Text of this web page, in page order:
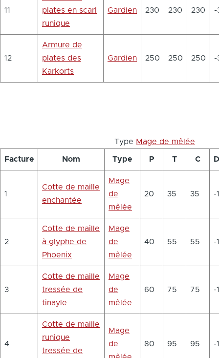
11
plates en scarl
runique
Gardien 230 230 230 -
12
Armure de
plates des
Karkorts
Gardien 250 250 250 -
Type Mage de mêlée
Facture Nom Type P T C
1
Cotte de maille
enchantée
Mage
de
mêlée
20 35 35 -
2
Cotte de maille
à glyphe de
Phoenix
Mage
de
mêlée
40 55 55 -
3
Cotte de maille
tressée de
tinayle
Mage
de
mêlée
60 75 75 -
4
Cotte de maille
runique
tressée de
Mage
de
80 95 95 -